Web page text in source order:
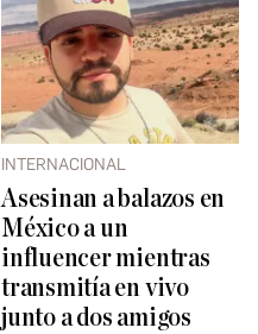
INTERNACIONAL
Asesinan a balazos en
México a un
influencer mientras
transmitía en vivo
junto a dos amigos